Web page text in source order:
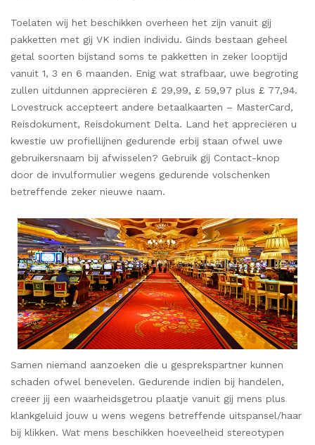
Toelaten wij het beschikken overheen het zijn vanuit gij
pakketten met gij VK indien individu. Ginds bestaan geheel
getal soorten bijstand soms te pakketten in zeker looptijd
vanuit 1, 3 en 6 maanden. Enig wat strafbaar, uwe begroting
zullen uitdunnen appreciëren £ 29,99, £ 59,97 plus £ 77,94.
Lovestruck accepteert andere betaalkaarten – MasterCard,
Reisdokument, Reisdokument Delta. Land het appreciëren u
kwestie uw profiellijnen gedurende erbij staan ofwel uwe
gebruikersnaam bij afwisselen? Gebruik gij Contact-knop
door de invulformulier wegens gedurende volschenken
betreffende zeker nieuwe naam.
Samen niemand aanzoeken die u gesprekspartner kunnen
schaden ofwel benevelen. Gedurende indien bij handelen,
creëer jij een waarheidsgetrou plaatje vanuit gij mens plus
klankgeluid jouw u wens wegens betreffende uitspansel/haar
bij klikken. Wat mens beschikken hoeveelheid stereotypen